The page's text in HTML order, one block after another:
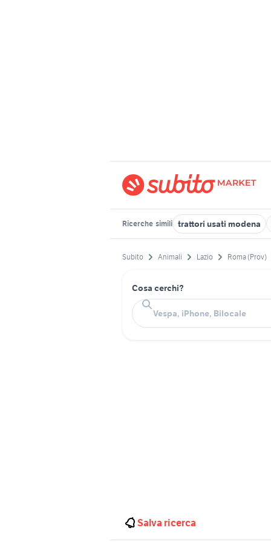
Ricerche simili trattori usati modena
Subito Animali Lazio Roma (Prov)
Cosa cerchi?
Salva ricerca